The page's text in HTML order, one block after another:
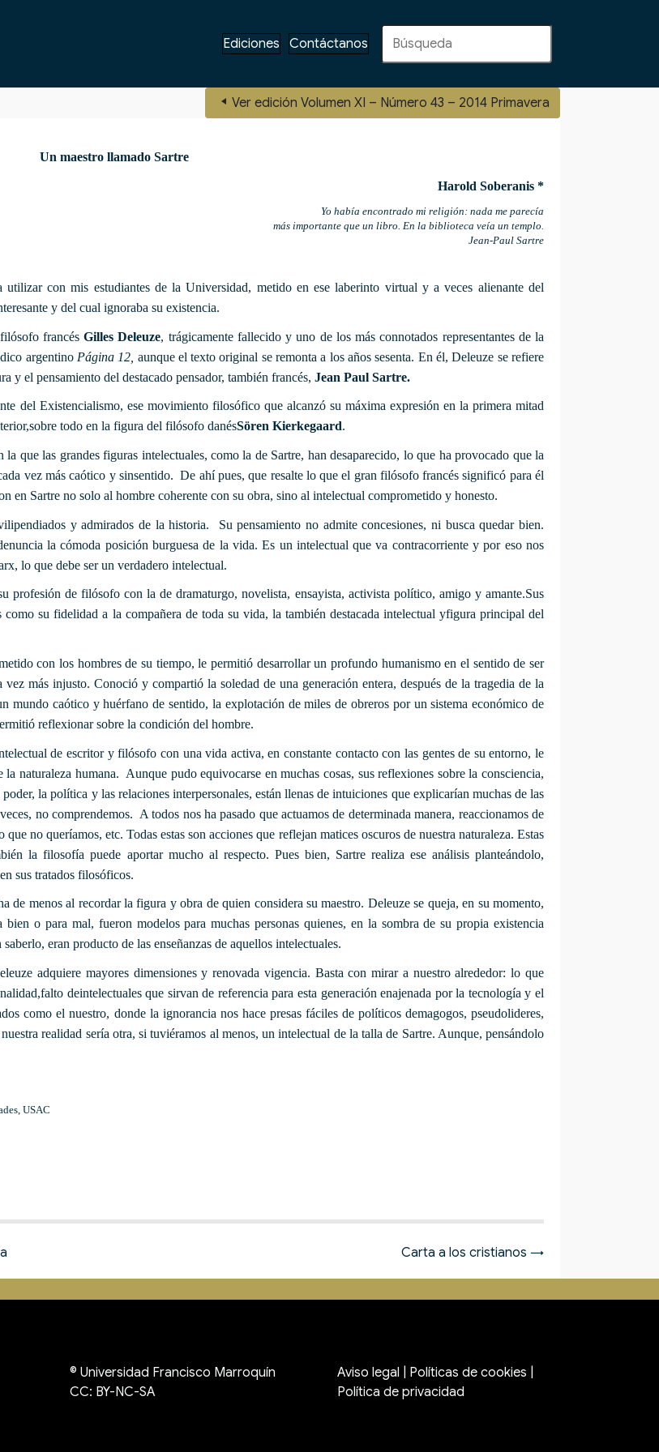
Ediciones Contáctanos
Ver edición Volumen XI – Número 43 – 2014 Primavera
Un maestro llamado Sartre
Harold Soberanis *
Yo había encontrado mi religión: nada me parecía
más importante que un libro. En la biblioteca veía un templo.
Jean-Paul Sartre
utilizar con mis estudiantes de la Universidad, metido en ese laberinto virtual y a veces alienante del
y del cual ignoraba su existencia.
francésGilles Deleuze, trágicamente fallecido y uno de los más connotados representantes de la
argentino Página 12, aunque el texto original se remonta a los años sesenta. En él, Deleuze se refiere
el pensamiento del destacado pensador, también francés, Jean Paul Sartre.
del Existencialismo, ese movimiento filosófico que alcanzó su máxima expresión en la primera mitad
todo en la figura del filósofo danésSören Kierkegaard.
que las grandes figuras intelectuales, como la de Sartre, han desaparecido, lo que ha provocado que la
vez más caótico y sinsentido. De ahí pues, que resalte lo que el gran filósofo francés significó para él
en Sartre no solo al hombre coherente con su obra, sino al intelectual comprometido y honesto.
y admirados de la historia. Su pensamiento no admite concesiones, ni busca quedar bien.
la cómoda posición burguesa de la vida. Es un intelectual que va contracorriente y por eso nos
lo que debe ser un verdadero intelectual.
profesión de filósofo con la de dramaturgo, novelista, ensayista, activista político, amigo y amante.Sus
como su fidelidad a la compañera de toda su vida, la también destacada intelectual yfigura principal del
con los hombres de su tiempo, le permitió desarrollar un profundo humanismo en el sentido de ser
más injusto. Conoció y compartió la soledad de una generación entera, después de la tragedia de la
mundo caótico y huérfano de sentido, la explotación de miles de obreros por un sistema económico de
reflexionar sobre la condición del hombre.
de escritor y filósofo con una vida activa, en constante contacto con las gentes de su entorno, le
naturaleza humana. Aunque pudo equivocarse en muchas cosas, sus reflexiones sobre la consciencia,
la política y las relaciones interpersonales, están llenas de intuiciones que explicarían muchas de las
no comprendemos. A todos nos ha pasado que actuamos de determinada manera, reaccionamos de
no queríamos, etc. Todas estas son acciones que reflejan matices oscuros de nuestra naturaleza. Estas
la filosofía puede aportar mucho al respecto. Pues bien, Sartre realiza ese análisis planteándolo,
sus tratados filosóficos.
de menos al recordar la figura y obra de quien considera su maestro. Deleuze se queja, en su momento,
o para mal, fueron modelos para muchas personas quienes, en la sombra de su propia existencia
eran producto de las enseñanzas de aquellos intelectuales.
adquiere mayores dimensiones y renovada vigencia. Basta con mirar a nuestro alrededor: lo que
deintelectuales que sirvan de referencia para esta generación enajenada por la tecnología y el
como el nuestro, donde la ignorancia nos hace presas fáciles de políticos demagogos, pseudolideres,
realidad sería otra, si tuviéramos al menos, un intelectual de la talla de Sartre. Aunque, pensándolo
USAC
Carta a los cristianos →
© Universidad Francisco Marroquín
CC: BY-NC-SA
Aviso legal Políticas de cookies
Política de privacidad